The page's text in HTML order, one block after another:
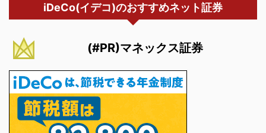
iDeCo(イデコ)のおすすめネット証券
(#PR)マネックス証券